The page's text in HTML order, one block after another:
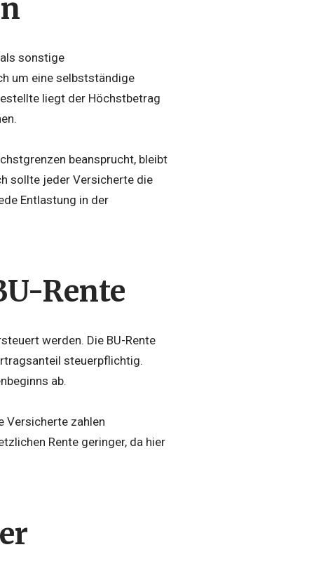
sonstige
um eine selbstständige
liegt der Höchstbetrag
beansprucht, bleibt
sollte jeder Versicherte die
Entlastung in der
Rente
werden. Die BU-Rente
steuerpflichtig.
ab.
Versicherte zahlen
Rente geringer, da hier